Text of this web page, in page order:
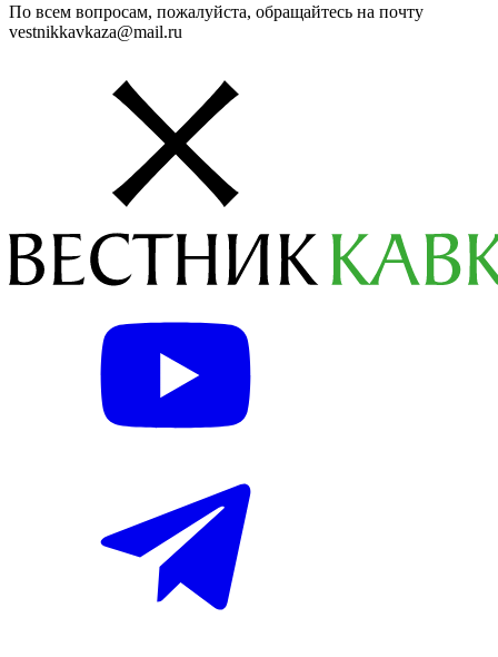
По всем вопросам, пожалуйста, обращайтесь на почту
vestnikkavkaza@mail.ru